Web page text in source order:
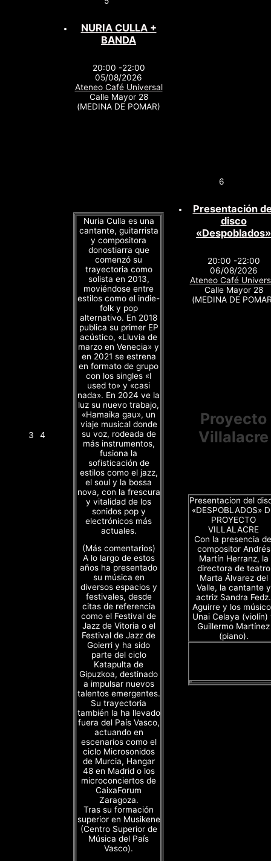
3 4
NURIA CULLA +
BANDA
20:00 -22:00
05/08/2026
Ateneo Café Universal
Calle Mayor 28
(MEDINA DE POMAR)
Nuria Culla es una
cantante, guitarrista
y compositora
donostiarra que
comenzó su
trayectoria como
solista en 2013,
moviéndose entre
estilos como el indie-
folk y pop
alternativo. En 2018
publica su primer EP
acústico, «Lluvia de
marzo en Venecia» y
en 2021 se estrena
en formato de grupo
con los singles «I
used to» y «casi
nada». En 2024 ve la
luz su nuevo trabajo,
«Hamaika gau», un
viaje musical donde
su voz, rodeada de
más instrumentos,
fusiona la
sofisticación de
estilos como el jazz,
el soul y la bossa
nova, con la frescura
y vitalidad de los
sonidos pop y
electrónicos más
actuales.
(Más comentarios)
A lo largo de estos
años ha presentado
su música en
diversos espacios y
festivales, desde
citas de referencia
como el Festival de
Jazz de Vitoria o el
Festival de Jazz de
Goierri y ha sido
parte del ciclo
Katapulta de
Gipuzkoa, destinado
a impulsar nuevos
talentos emergentes.
Su trayectoria
también la ha llevado
fuera del País Vasco,
actuando en
escenarios como el
ciclo Microsonidos
de Murcia, Hangar
48 en Madrid o los
microconciertos de
CaixaForum
Zaragoza.
Tras su formación
superior en Musikene
(Centro Superior de
Música del País
Vasco).
6
Presentación
disco
«Despoblados»
20:00 -22:00
06/08/2026
Ateneo Café
Calle Mayor 28
(MEDINA DE
Proyecto
Villalacre
Presentacion del
«DESPOBLADOS»
PROYECTO
VILLALACRE
Con la presencia
compositor Andrés
Martín Herranz, la
directora de teatro
Marta Álvarez del
Valle, la cantante y
actriz Sandra Fedz.
Aguirre y los
Unai Celaya (violín)
Guillermo Martínez
(piano).